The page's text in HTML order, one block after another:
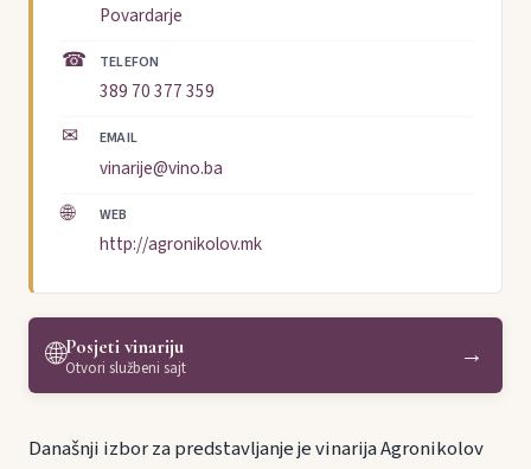
Povardarje
☎ TELEFON
389 70 377 359
✉ EMAIL
vinarije@vino.ba
🌐 WEB
http://agronikolov.mk
🌐Posjeti vinariju
Otvori službeni sajt →
Današnji izbor za predstavljanje je vinarija Agronikolov